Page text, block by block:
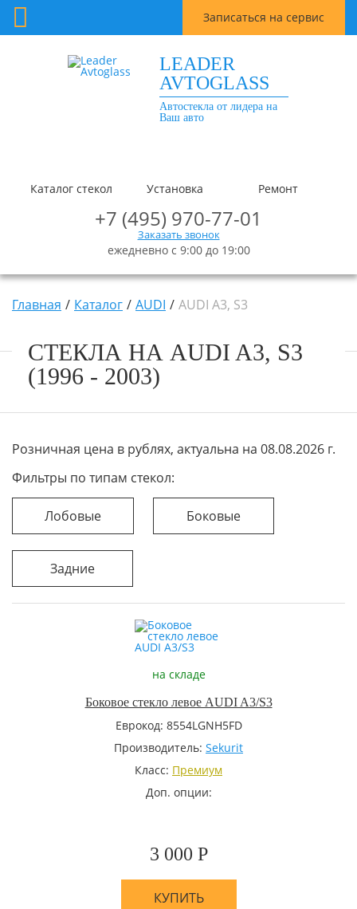
Записаться на сервис
LEADER
AVTOGLASS
Автостекла от лидера на
Ваш авто
Каталог стекол Установка Ремонт
+7 (495) 970-77-01
Заказать звонок
ежедневно с 9:00 до 19:00
Главная Каталог AUDI AUDI A3, S3
СТЕКЛА НА AUDI A3, S3
(1996 - 2003)
Розничная цена в рублях, актуальна на 08.08.2026 г.
Фильтры по типам стекол:
Лобовые Боковые
Задние
на складе
Боковое стекло левое AUDI A3/S3
Еврокод: 8554LGNH5FD
Производитель: Sekurit
Класс: Премиум
Доп. опции:
3 000 Р
КУПИТЬ